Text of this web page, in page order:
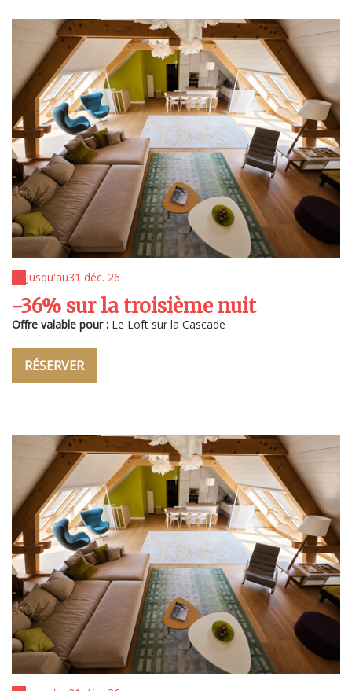
Jusqu'au31 déc. 26
-36% sur la troisième nuit
Offre valable pour : Le Loft sur la Cascade
RÉSERVER